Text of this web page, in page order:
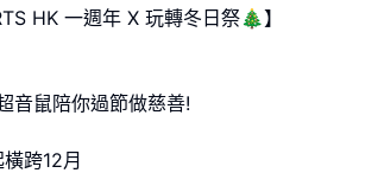
HK 一週年 X 玩轉冬日祭🎄】
音鼠陪你過節做慈善!
跨12月